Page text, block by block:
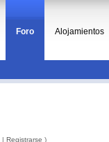
Foro Alojamientos
| Registrarse )